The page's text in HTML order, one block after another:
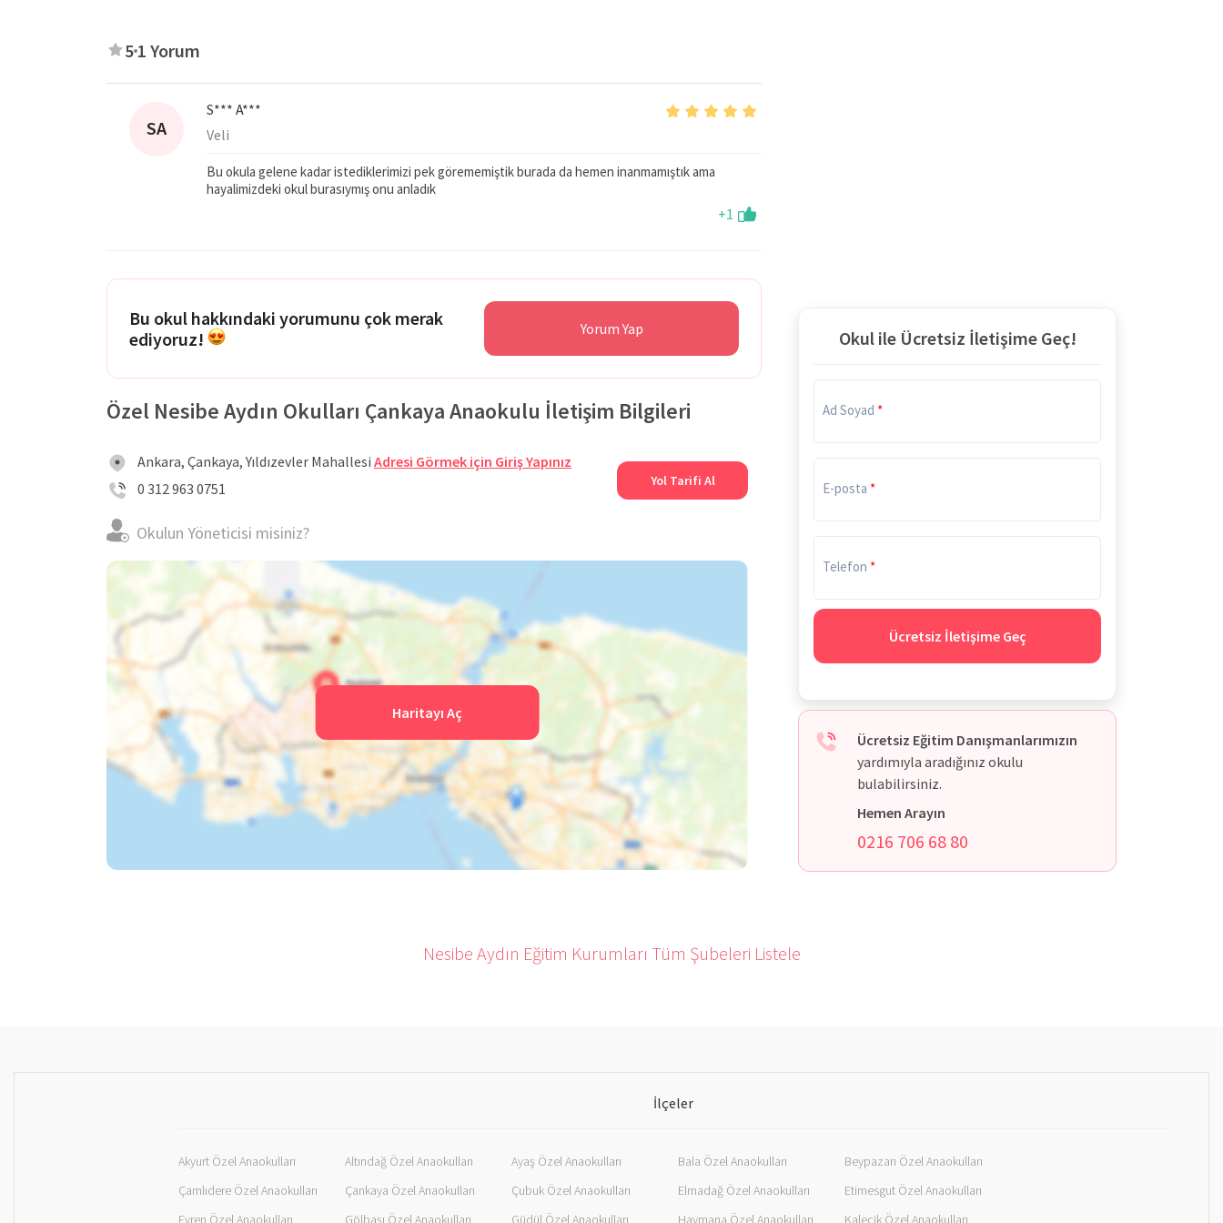
5 1 Yorum
SA
S*** A***
Veli
Bu okula gelene kadar istediklerimizi pek görememiştik burada da hemen inanmamıştık ama
hayalimizdeki okul burasıymış onu anladık
+1
Bu okul hakkındaki yorumunu çok merak
ediyoruz!
Yorum Yap
Özel Nesibe Aydın Okulları Çankaya Anaokulu İletişim Bilgileri
Ankara, Çankaya, Yıldızevler Mahallesi Adresi Görmek için Giriş Yapınız
0 312 963 0751
Yol Tarifi Al
Okulun Yöneticisi misiniz?
Haritayı Aç
Okul ile Ücretsiz İletişime Geç!
Ad Soyad
E-posta
Telefon
Ücretsiz İletişime Geç
Ücretsiz Eğitim Danışmanlarımızın
yardımıyla aradığınız okulu
bulabilirsiniz.
Hemen Arayın
0216 706 68 80
Nesibe Aydın Eğitim Kurumları Tüm Şubeleri Listele
İlçeler
Akyurt Özel Anaokulları Altındağ Özel Anaokulları Ayaş Özel Anaokulları Bala Özel Anaokulları
Beypazarı Özel Anaokulları
Çamlıdere Özel Anaokulları
Çankaya Özel Anaokulları Çubuk Özel Anaokulları Elmadağ Özel Anaokulları
Etimesgut Özel Anaokulları
Evren Özel Anaokulları
Gölbaşı Özel Anaokulları Güdül Özel Anaokulları Haymana Özel Anaokulları Kalecik Özel Anaokulları